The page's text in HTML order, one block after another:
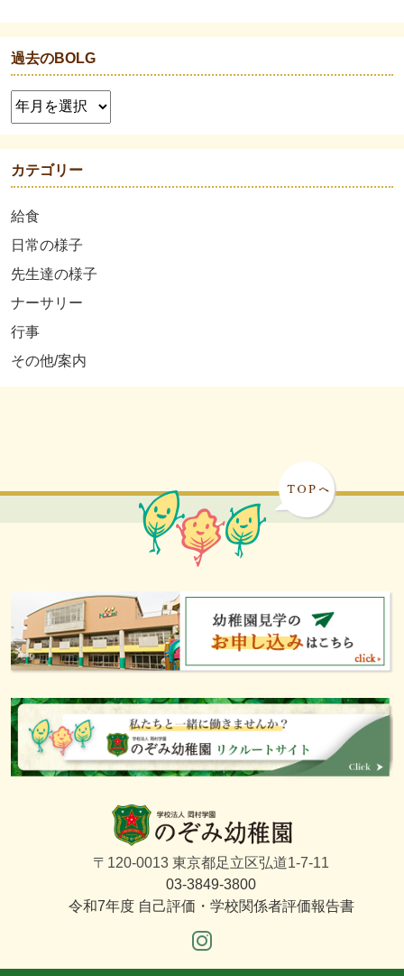
過去のBOLG
カテゴリー
給食
日常の様子
先生達の様子
ナーサリー
行事
その他/案内
〒120-0013 東京都足立区弘道1-7-11
03-3849-3800
令和7年度 自己評価・学校関係者評価報告書